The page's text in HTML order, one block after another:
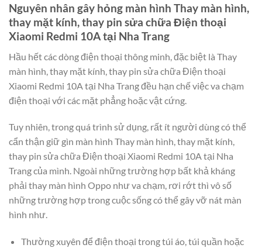
Nguyên nhân gây hỏng màn hình Thay màn hình,
thay mặt kính, thay pin sửa chữa Điện thoại
Xiaomi Redmi 10A tại Nha Trang
Hầu hết các dòng điện thoại thông minh, đặc biệt là Thay
màn hình, thay mặt kính, thay pin sửa chữa Điện thoại
Xiaomi Redmi 10A tại Nha Trang đều hạn chế việc va chạm
điện thoại với các mặt phẳng hoặc vật cứng.
Tuy nhiên, trong quá trình sử dụng, rất ít người dùng có thể
cẩn thận giữ gìn màn hình Thay màn hình, thay mặt kính,
thay pin sửa chữa Điện thoại Xiaomi Redmi 10A tại Nha
Trang của mình. Ngoài những trường hợp bất khả kháng
phải thay màn hình Oppo như va chạm, rơi rớt thì vô số
những trường hợp trong cuộc sống có thể gây vỡ nát màn
hình như.
Thường xuyên để điện thoại trong túi áo, túi quần hoặc